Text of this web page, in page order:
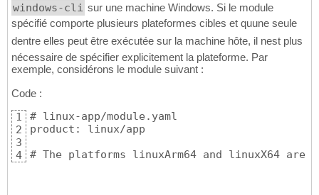
windows-cli sur une machine Windows. Si le module
spécifié comporte plusieurs plateformes cibles et quune seule
dentre elles peut être exécutée sur la machine hôte, il nest plus
nécessaire de spécifier explicitement la plateforme. Par
exemple, considérons le module suivant :
Code :
1
2
3
4
# linux-app/module.yaml
product: linux/app
# The platforms linuxArm64 and linuxX64 are